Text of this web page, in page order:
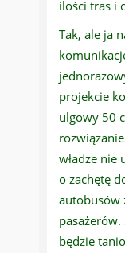
ilości tras i
Tak, ale ja
projekcie
ulgowy 50
władze nie
o zachętę
autobusów
będzie